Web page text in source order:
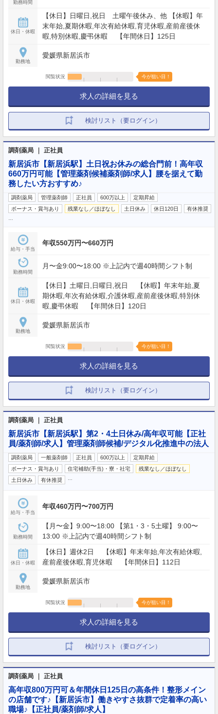
勤務時間
休日・休暇
【休日】日曜日,祝日 土曜午後休み、他 【休暇】年
末年始,夏期休暇,年次有給休暇,育児休暇,産前産後休
暇,特別休暇,慶弔休暇 【年間休日】125日
勤務地
愛媛県新居浜市
閲覧状況 今が狙い目！
求人の詳細を見る
検討リスト（要ログイン）
調剤薬局 ｜ 正社員
新居浜市【新居浜駅】土日祝お休みの総合門前！高年収
660万円可能【管理薬剤候補薬剤師/求人】腰を据えて勤
務したい方おすすめ♪
調剤薬局 管理薬剤師 正社員 600万以上
定期昇給
ボーナス・賞与あり
残業なし／ほぼなし 土日休み 休日120日 有休推奨
給与・手当
年収550万円〜660万円
勤務時間
月〜金9:00〜18:00 ※上記内で週40時間シフト制
休日・休暇
【休日】土曜日,日曜日,祝日 【休暇】年末年始,夏
期休暇,年次有給休暇,介護休暇,産前産後休暇,特別休
暇,慶弔休暇 【年間休日】120日
勤務地
愛媛県新居浜市
閲覧状況 今が狙い目！
求人の詳細を見る
検討リスト（要ログイン）
調剤薬局 ｜ 正社員
新居浜市【新居浜駅】第2・4土日休み/高年収可能【正社
員/薬剤師/求人】管理薬剤師候補/デジタル化推進中の法人
調剤薬局 一般薬剤師 正社員 600万以上
定期昇給
ボーナス・賞与あり
住宅補助(手当)・寮・社宅
残業なし／ほぼなし
土日休み
有休推奨
給与・手当
年収460万円〜700万円
勤務時間
【月〜金】9:00〜18:00 【第1・3・5土曜】 9:00〜
13:00 ※上記内で週40時間シフト制
休日・休暇
【休日】週休2日 【休暇】年末年始,年次有給休暇,
産前産後休暇,育児休暇 【年間休日】112日
勤務地
愛媛県新居浜市
閲覧状況 今が狙い目！
求人の詳細を見る
検討リスト（要ログイン）
調剤薬局 ｜ 正社員
高年収800万円可＆年間休日125日の高条件！整形メイン
の店舗です♪【新居浜市】働きやすさ抜群で定着率の高い
職場♪【正社員/薬剤師/求人】